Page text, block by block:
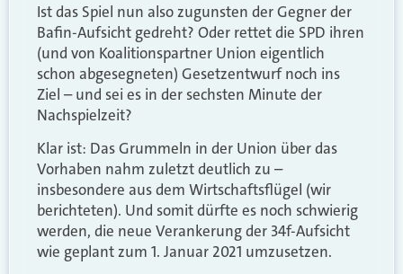
Ist das Spiel nun also zugunsten der Gegner der
Bafin-Aufsicht gedreht? Oder rettet die SPD ihren
(und von Koalitionspartner Union eigentlich
schon abgesegneten) Gesetzentwurf noch ins
Ziel – und sei es in der sechsten Minute der
Nachspielzeit?
Klar ist: Das Grummeln in der Union über das
Vorhaben nahm zuletzt deutlich zu –
insbesondere aus dem Wirtschaftsflügel (wir
berichteten). Und somit dürfte es noch schwierig
werden, die neue Verankerung der 34f-Aufsicht
wie geplant zum 1. Januar 2021 umzusetzen.